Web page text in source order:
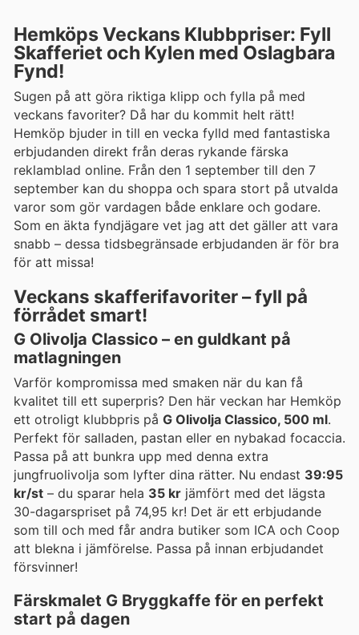
Hemköps Veckans Klubbpriser: Fyll
Skafferiet och Kylen med Oslagbara
Fynd!
Sugen på att göra riktiga klipp och fylla på med
veckans favoriter? Då har du kommit helt rätt!
Hemköp bjuder in till en vecka fylld med fantastiska
erbjudanden direkt från deras rykande färska
reklamblad online. Från den 1 september till den 7
september kan du shoppa och spara stort på utvalda
varor som gör vardagen både enklare och godare.
Som en äkta fyndjägare vet jag att det gäller att vara
snabb – dessa tidsbegränsade erbjudanden är för bra
för att missa!
Veckans skafferifavoriter – fyll på
förrådet smart!
G Olivolja Classico – en guldkant på
matlagningen
Varför kompromissa med smaken när du kan få
kvalitet till ett superpris? Den här veckan har Hemköp
ett otroligt klubbpris på G Olivolja Classico, 500 ml.
Perfekt för salladen, pastan eller en nybakad focaccia.
Passa på att bunkra upp med denna extra
jungfruolivolja som lyfter dina rätter. Nu endast 39:95
kr/st – du sparar hela 35 kr jämfört med det lägsta
30-dagarspriset på 74,95 kr! Det är ett erbjudande
som till och med får andra butiker som ICA och Coop
att blekna i jämförelse. Passa på innan erbjudandet
försvinner!
Färskmalet G Bryggkaffe för en perfekt
start på dagen